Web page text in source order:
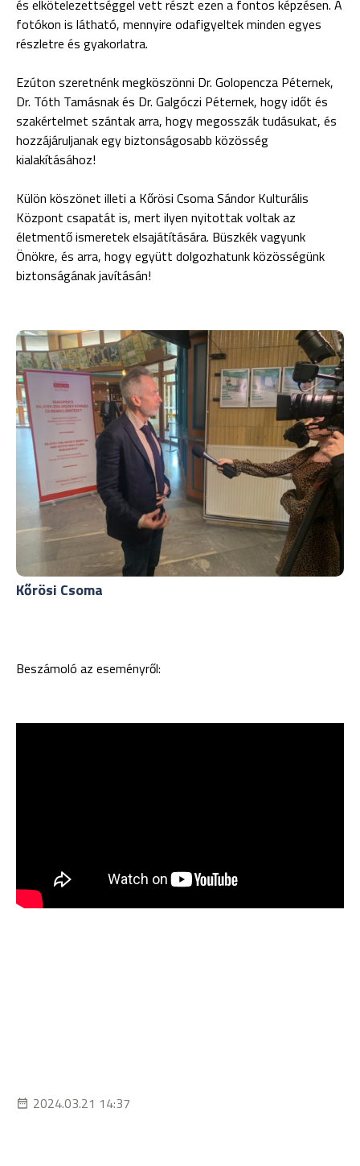
és elkötelezettséggel vett részt ezen a fontos képzésen. A
fotókon is látható, mennyire odafigyeltek minden egyes
részletre és gyakorlatra.
Ezúton szeretnénk megköszönni Dr. Golopencza Péternek,
Dr. Tóth Tamásnak és Dr. Galgóczi Péternek, hogy időt és
szakértelmet szántak arra, hogy megosszák tudásukat, és
hozzájáruljanak egy biztonságosabb közösség
kialakításához!
Külön köszönet illeti a Kőrösi Csoma Sándor Kulturális
Központ csapatát is, mert ilyen nyitottak voltak az
életmentő ismeretek elsajátítására. Büszkék vagyunk
Önökre, és arra, hogy együtt dolgozhatunk közösségünk
biztonságának javításán!
Kőrösi Csoma
Beszámoló az eseményről:
2024.03.21 14:37